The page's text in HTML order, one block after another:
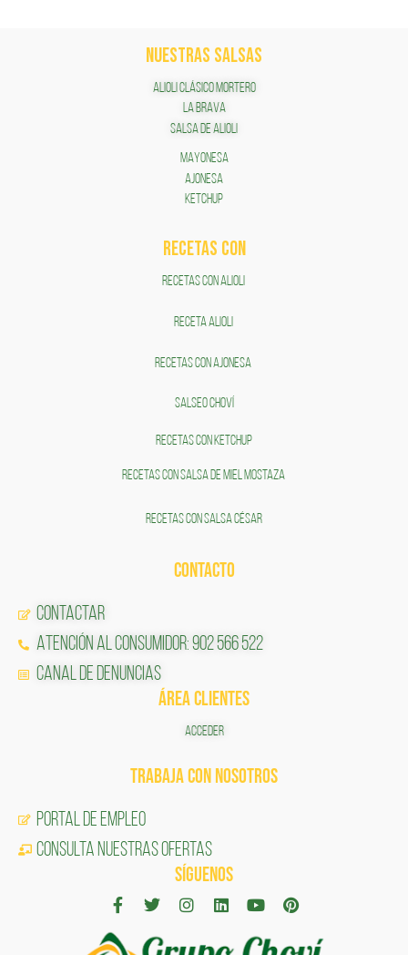
NUESTRAS SALSAS
ALIOLI CLÁSICO MORTERO
LA BRAVA
SALSA DE ALIOLI
MAYONESA
AJONESA
KETCHUP
RECETAS COn
RECETAS CON ALIOLI
RECETA ALIOLI
RECETAS CON AJONESA
SALSEO CHOVÍ
RECETAS CON KETCHUP
RECETAS CON SALSA DE MIEL MOSTAZA
RECETAS CON SALSA CÉSAR
CONTACTO
Contactar
Atención al Consumidor: 902 566 522
Canal de Denuncias
ÁREA CLIENTES
ACCEDER
TRABAJA CON NOSOTROS
Portal de Empleo
CONSULTA NUESTRAS OFERTAS
SÍGUENOS